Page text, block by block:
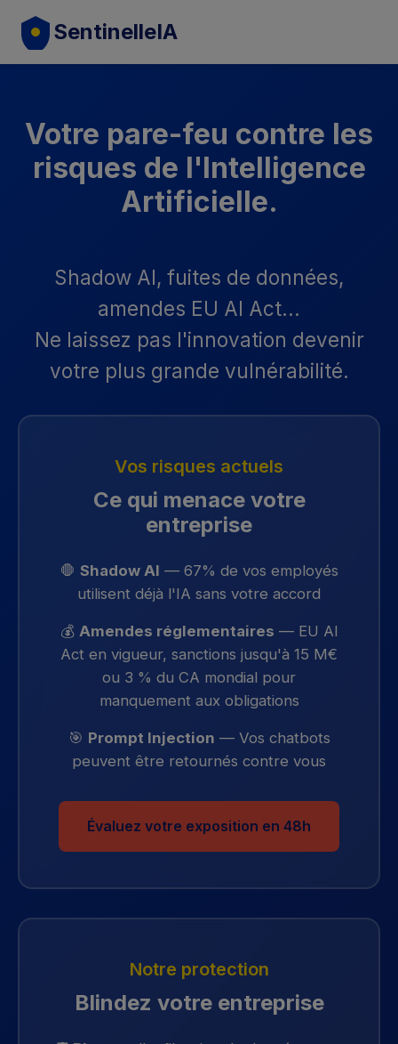
SentinelleIA
Votre pare-feu contre les
risques de l'Intelligence
Artificielle.
Shadow AI, fuites de données,
amendes EU AI Act...
Ne laissez pas l'innovation devenir
votre plus grande vulnérabilité.
Vos risques actuels
Ce qui menace votre
entreprise
🛑 Shadow AI — 67% de vos employés
utilisent déjà l'IA sans votre accord
💰 Amendes réglementaires — EU AI
Act en vigueur, sanctions jusqu'à 15 M€
ou 3 % du CA mondial pour
manquement aux obligations
🎯 Prompt Injection — Vos chatbots
peuvent être retournés contre vous
Évaluez votre exposition en 48h
Notre protection
Blindez votre entreprise